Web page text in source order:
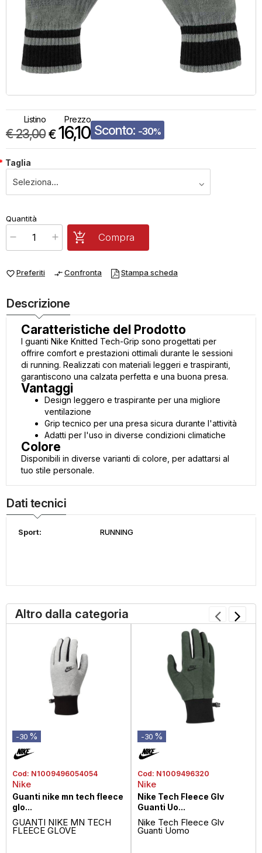
Listino
€23,00
Prezzo
€16,10 Sconto: -30%
Taglia
x1 Prezzo finale:
Quantità
favorite_borderPreferiti compare_arrowsConfronta Stampa scheda
Compra
Descrizione
Caratteristiche del Prodotto
I guanti Nike Knitted Tech-Grip sono progettati per
offrire comfort e prestazioni ottimali durante le sessioni
di running. Realizzati con materiali leggeri e traspiranti,
garantiscono una calzata perfetta e una buona presa.
Vantaggi
Design leggero e traspirante per una migliore
ventilazione
Grip tecnico per una presa sicura durante l'attività
Adatti per l'uso in diverse condizioni climatiche
Colore
Disponibili in diverse varianti di colore, per adattarsi al
tuo stile personale.
Dati tecnici
Sport: RUNNING
Altro dalla categoria
-30 %
Cod: N1009496054054
Nike
Guanti nike mn tech fleece
glo...
GUANTI NIKE MN TECH
FLEECE GLOVE
-30 %
Cod: N1009496320
Nike
Nike Tech Fleece Glv
Guanti Uo...
Nike Tech Fleece Glv
Guanti Uomo